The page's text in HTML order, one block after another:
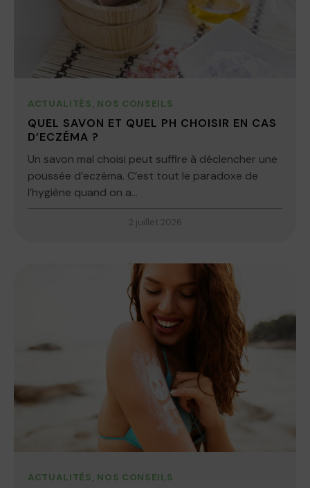
ACTUALITÉS, NOS CONSEILS
QUEL SAVON ET QUEL PH CHOISIR EN CAS
D’ECZÉMA ?
Un savon mal choisi peut suffire à déclencher une
poussée d’eczéma. C’est tout le paradoxe de
l’hygiène quand on a...
2 juillet 2026
ACTUALITÉS, NOS CONSEILS